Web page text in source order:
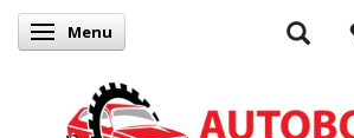
Skifte navigation
Menu